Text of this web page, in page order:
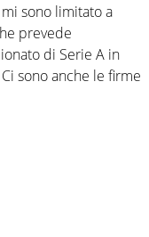
mi sono limitato a
prevede
di Serie A in
sono anche le firme